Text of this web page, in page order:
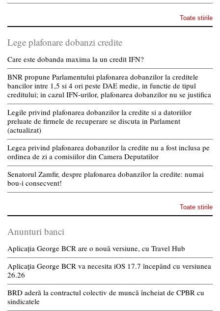
Toate stirile
Lege plafonare dobanzi credite
Care este dobanda maxima la un credit IFN?
BNR propune Parlamentului plafonarea dobanzilor la creditele
bancilor intre 1,5 si 4 ori peste DAE medie, in functie de tipul
creditului; in cazul IFN-urilor, plafonarea dobanzilor nu se justifica
Legile privind plafonarea dobanzilor la credite si a datoriilor
preluate de firmele de recuperare se discuta in Parlament
(actualizat)
Legea privind plafonarea dobanzilor la credite nu a fost inclusa pe
ordinea de zi a comisiilor din Camera Deputatilor
Senatorul Zamfir, despre plafonarea dobanzilor la credite: numai
bou-i consecvent!
Toate stirile
Anunturi banci
Aplicația George BCR are o nouă versiune, cu Travel Hub
Aplicația George BCR va necesita iOS 17.7 începând cu versiunea
26.26
BRD aderă la contractul colectiv de muncă încheiat de CPBR cu
sindicatele